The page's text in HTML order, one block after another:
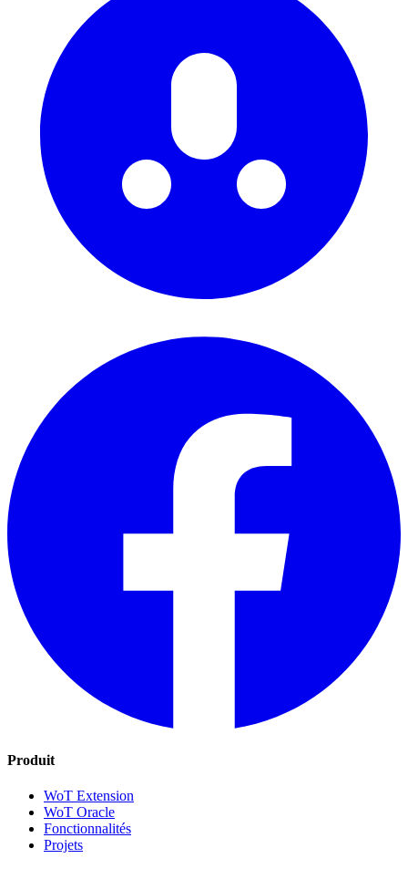
Produit
WoT Extension
WoT Oracle
Fonctionnalités
Projets